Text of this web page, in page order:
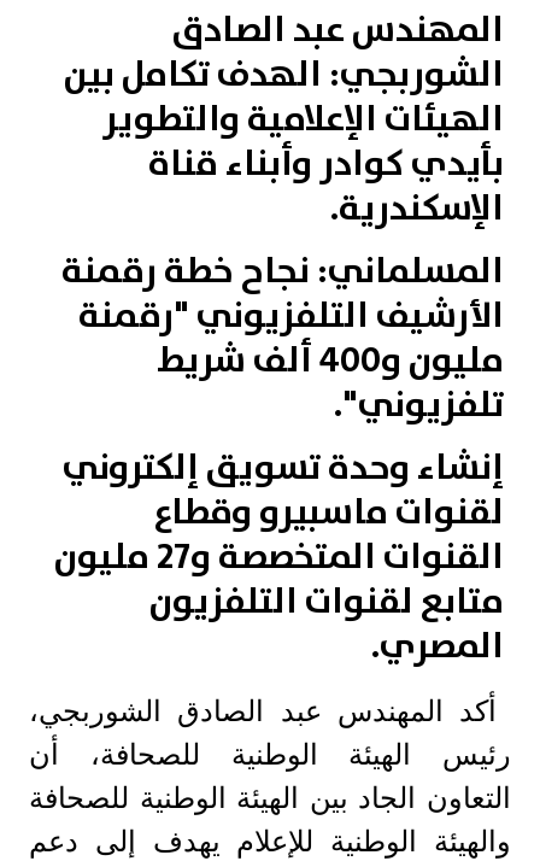
المهندس عبد الصادق
الشوربجي: الهدف تكامل بين
الهيئات الإعلامية والتطوير
بأيدي كوادر وأبناء قناة
الإسكندرية.
المسلماني: نجاح خطة رقمنة
الأرشيف التلفزيوني "رقمنة
مليون و400 ألف شريط
تلفزيوني".
إنشاء وحدة تسويق إلكتروني
لقنوات ماسبيرو وقطاع
القنوات المتخصصة و27 مليون
متابع لقنوات التلفزيون
المصري.
أكد المهندس عبد الصادق الشوربجي،
رئيس الهيئة الوطنية للصحافة، أن
التعاون الجاد بين الهيئة الوطنية للصحافة
والهيئة الوطنية للإعلام يهدف إلى دعم